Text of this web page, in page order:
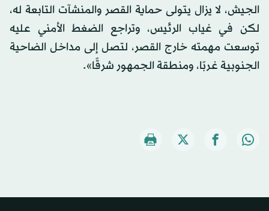
الجيش، لا يزال يتولى حماية القصر والمنشآت التابعة له،
لكن في غياب الرئيس، وتراجع الضغط الأمني عليه
توسعت مهمته خارج القصر، لتصل إلى مداخل الضاحية
الجنوبية غربًا، ومنطقة الجمهور شرقًا».